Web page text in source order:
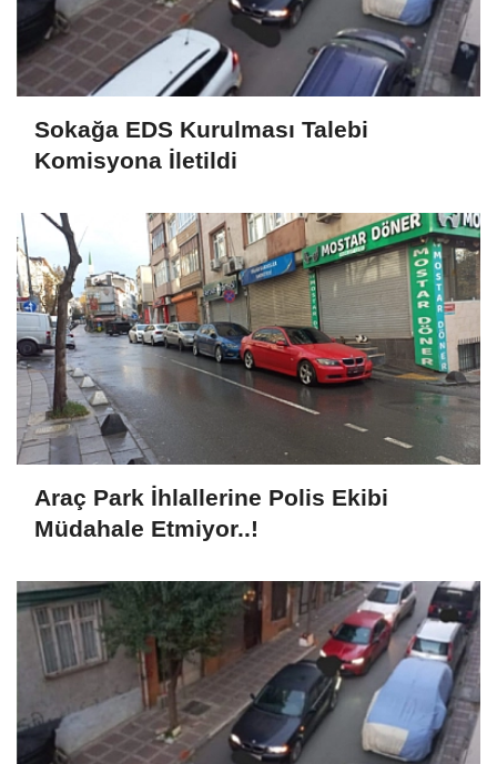
Sokağa EDS Kurulması Talebi
Komisyona İletildi
Araç Park İhlallerine Polis Ekibi
Müdahale Etmiyor..!